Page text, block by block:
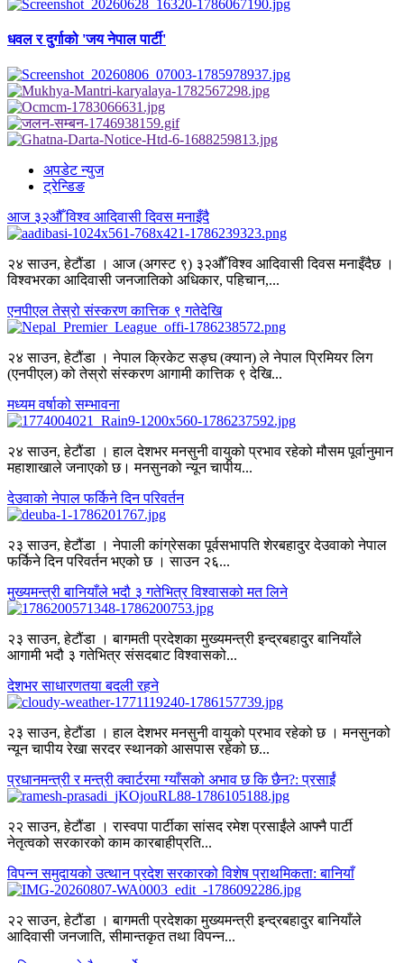
धवल र दुर्गाको 'जय नेपाल पार्टी'
अपडेट न्युज
ट्रेन्डिङ
आज ३२औँ विश्व आदिवासी दिवस मनाइँदै
२४ साउन, हेटौंडा । आज (अगस्ट ९) ३२औँ विश्व आदिवासी दिवस मनाइँदैछ ।
विश्वभरका आदिवासी जनजातिको अधिकार, पहिचान,...
एनपीएल तेस्रो संस्करण कात्तिक ९ गतेदेखि
२४ साउन, हेटौंडा । नेपाल क्रिकेट सङ्घ (क्यान) ले नेपाल प्रिमियर लिग
(एनपीएल) को तेस्रो संस्करण आगामी कात्तिक ९ देखि...
मध्यम वर्षाको सम्भावना
२४ साउन, हेटौंडा । हाल देशभर मनसुनी वायुको प्रभाव रहेको मौसम पूर्वानुमान
महाशाखाले जनाएको छ। मनसुनको न्यून चापीय...
देउवाको नेपाल फर्किने दिन परिवर्तन
२३ साउन, हेटौंडा । नेपाली कांग्रेसका पूर्वसभापति शेरबहादुर देउवाको नेपाल
फर्किने दिन परिवर्तन भएको छ । साउन २६...
मुख्यमन्त्री बानियाँले भदौ ३ गतेभित्र विश्वासको मत लिने
२३ साउन, हेटौंडा । बागमती प्रदेशका मुख्यमन्त्री इन्द्रबहादुर बानियाँले
आगामी भदौ ३ गतेभित्र संसदबाट विश्वासको...
देशभर साधारणतया बदली रहने
२३ साउन, हेटौंडा । हाल देशभर मनसुनी वायुको प्रभाव रहेको छ । मनसुनको
न्यून चापीय रेखा सरदर स्थानको आसपास रहेको छ...
प्रधानमन्त्री र मन्त्री क्वार्टरमा ग्याँसको अभाव छ कि छैन?: प्रसाईं
२२ साउन, हेटौंडा । रास्वपा पार्टीका सांसद रमेश प्रसाईंले आफ्नै पार्टी
नेतृत्वको सरकारको काम कारबाहीप्रति...
विपन्न समुदायको उत्थान प्रदेश सरकारको विशेष प्राथमिकता: बानियाँ
२२ साउन, हेटौंडा । बागमती प्रदेशका मुख्यमन्त्री इन्द्रबहादुर बानियाँले
आदिवासी जनजाति, सीमान्तकृत तथा विपन्न...